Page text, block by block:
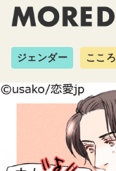
ジェンダー こころ